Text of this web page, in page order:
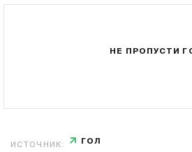
НЕ ПРОПУСТИ
ИСТОЧНИК: ГОЛ